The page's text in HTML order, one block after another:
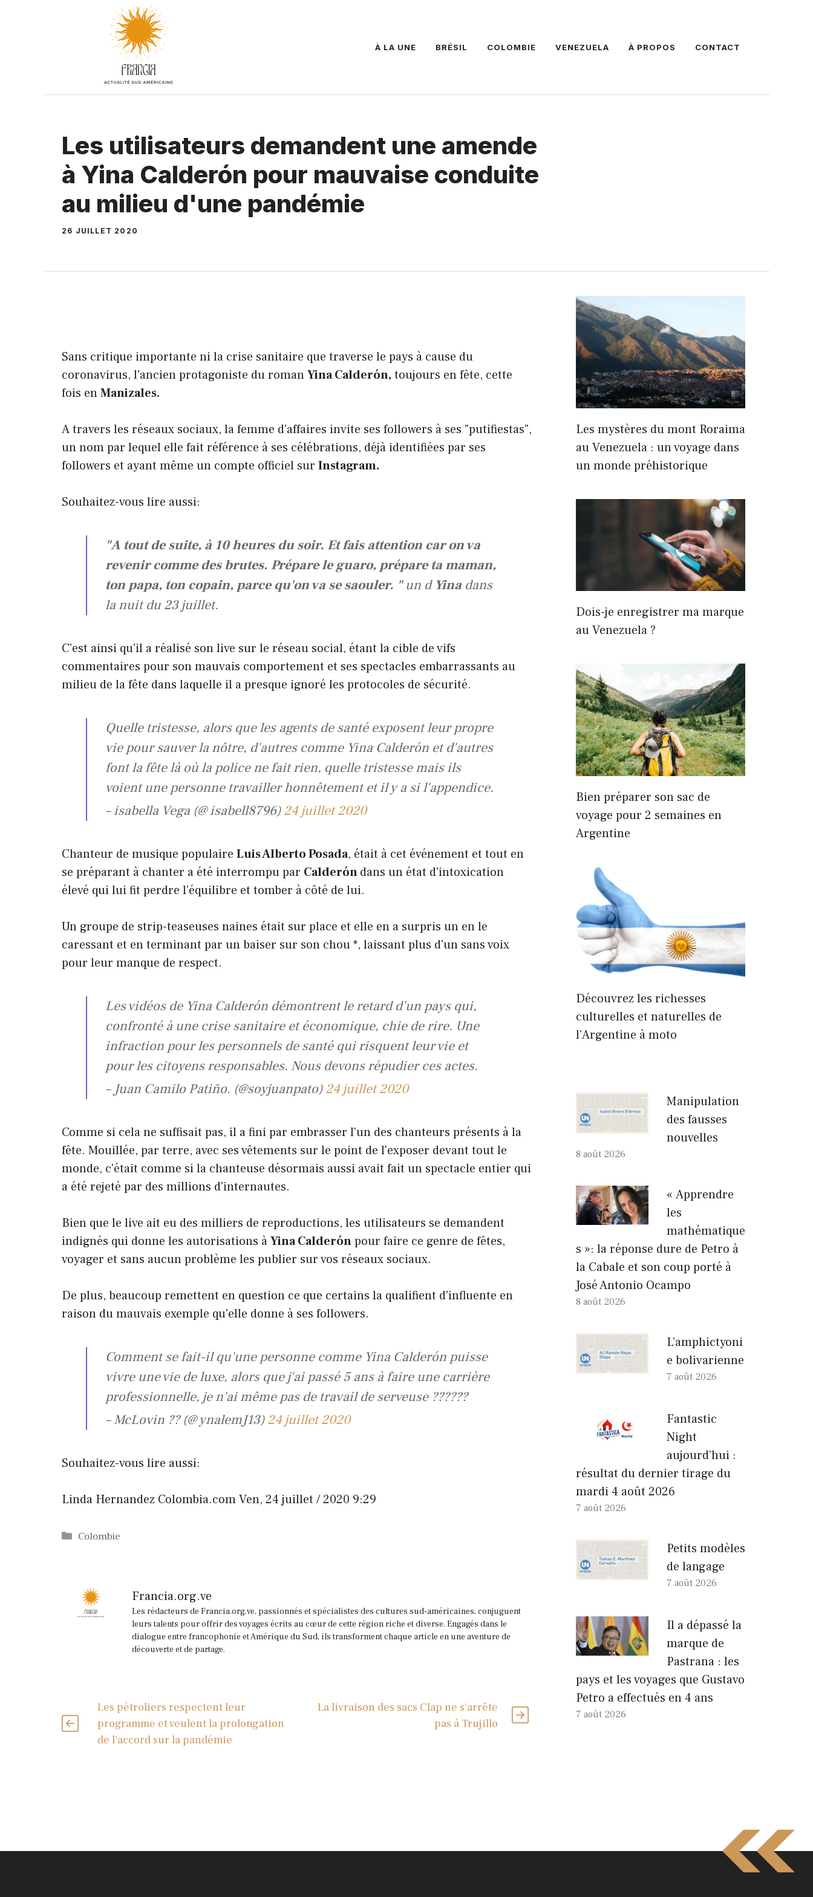
À LA UNE BRÉSIL COLOMBIE VENEZUELA À PROPOS CONTACT
Les utilisateurs demandent une amende
à Yina Calderón pour mauvaise conduite
au milieu d'une pandémie
26 JUILLET 2020
Sans critique importante ni la crise sanitaire que traverse le pays à cause du
coronavirus, l'ancien protagoniste du romanYina Calderón, toujours en fête, cette
fois enManizales.
A travers les réseaux sociaux, la femme d'affaires invite ses followers à ses "putifiestas",
un nom par lequel elle fait référence à ses célébrations, déjà identifiées par ses
followers et ayant même un compte officiel sur Instagram.
Souhaitez-vous lire aussi:
"A tout de suite, à 10 heures du soir. Et fais attention car on va
revenir comme des brutes. Prépare le guaro, prépare ta maman,
ton papa, ton copain, parce qu'on va se saouler. "un d Yina dans
la nuit du 23 juillet.
C'est ainsi qu'il a réalisé son live sur le réseau social, étant la cible de vifs
commentaires pour son mauvais comportement et ses spectacles embarrassants au
milieu de la fête dans laquelle il a presque ignoré les protocoles de sécurité.
Quelle tristesse, alors que les agents de santé exposent leur propre
vie pour sauver la nôtre, d'autres comme Yina Calderón et d'autres
font la fête là où la police ne fait rien, quelle tristesse mais ils
voient une personne travailler honnêtement et il y a si l'appendice.
– isabella Vega (@ isabell8796)24 juillet 2020
Chanteur de musique populaire Luis Alberto Posada, était à cet événement et tout en
se préparant à chanter a été interrompu par Calderóndans un état d'intoxication
élevé qui lui fit perdre l'équilibre et tomber à côté de lui.
Un groupe de strip-teaseuses naines était sur place et elle en a surpris un en le
caressant et en terminant par un baiser sur son chou *, laissant plus d'un sans voix
pour leur manque de respect.
Les vidéos de Yina Calderón démontrent le retard d'un pays qui,
confronté à une crise sanitaire et économique, chie de rire. Une
infraction pour les personnels de santé qui risquent leur vie et
pour les citoyens responsables. Nous devons répudier ces actes.
– Juan Camilo Patiño. (@soyjuanpato)24 juillet 2020
Comme si cela ne suffisait pas, il a fini par embrasser l'un des chanteurs présents à la
fête. Mouillée, par terre, avec ses vêtements sur le point de l'exposer devant tout le
monde, c'était comme si la chanteuse désormais aussi avait fait un spectacle entier qui
a été rejeté par des millions d'internautes.
Bien que le live ait eu des milliers de reproductions, les utilisateurs se demandent
indignés qui donne les autorisations àYina Calderónpour faire ce genre de fêtes,
voyager et sans aucun problème les publier sur vos réseaux sociaux.
De plus, beaucoup remettent en question ce que certains la qualifient d'influente en
raison du mauvais exemple qu'elle donne à ses followers.
Comment se fait-il qu'une personne comme Yina Calderón puisse
vivre une vie de luxe, alors que j'ai passé 5 ans à faire une carrière
professionnelle, je n'ai même pas de travail de serveuse ??????
– McLovin ?? (@ ynalemJ13)24 juillet 2020
Souhaitez-vous lire aussi:
Linda Hernandez Colombia.comVen, 24 juillet / 2020 9:29
Catégories
Colombie
Francia.org.ve
Les rédacteurs de Francia.org.ve, passionnés et spécialistes des cultures sud-américaines, conjuguent
leurs talents pour offrir des voyages écrits au cœur de cette région riche et diverse. Engagés dans le
dialogue entre francophonie et Amérique du Sud, ils transforment chaque article en une aventure de
découverte et de partage.
Les pétroliers respectent leur
programme et veulent la prolongation
de l'accord sur la pandémie
La livraison des sacs Clap ne s'arrête
pas à Trujillo
Les mystères du mont Roraima
au Venezuela : un voyage dans
un monde préhistorique
Dois-je enregistrer ma marque
au Venezuela ?
Bien préparer son sac de
voyage pour 2 semaines en
Argentine
Découvrez les richesses
culturelles et naturelles de
l’Argentine à moto
Manipulation
des fausses
nouvelles
8 août 2026
« Apprendre
les
mathématique
s »: la réponse dure de Petro à
la Cabale et son coup porté à
José Antonio Ocampo
8 août 2026
L’amphictyoni
e bolivarienne
7 août 2026
Fantastic
Night
aujourd’hui :
résultat du dernier tirage du
mardi 4 août 2026
7 août 2026
Petits modèles
de langage
7 août 2026
Il a dépassé la
marque de
Pastrana : les
pays et les voyages que Gustavo
Petro a effectués en 4 ans
7 août 2026